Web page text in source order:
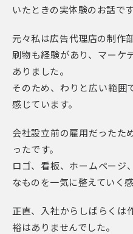
いたときの実体験のお話です
元々私は広告代理店の制作
刷物も経験があり、マーケ
ありました。
そのため、わりと広い範囲
感じています。
会社設立前の雇用だったた
ったです。
ロゴ、看板、ホームペー
なものを一気に整えていく
正直、入社からしばらくは
裕はありませんでした。